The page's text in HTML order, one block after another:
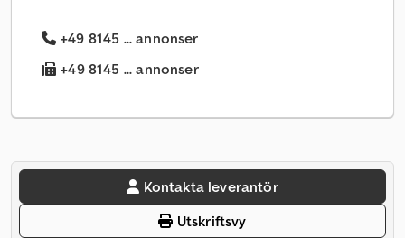
+49 8145 ... annonser
+49 8145 ... annonser
Kontakta leverantör
Utskriftsvy